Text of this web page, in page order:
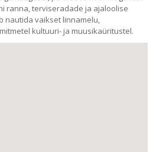
ranna, terviseradade ja ajaloolise
nautida vaikset linnamelu,
kultuuri- ja muusikaüritustel.